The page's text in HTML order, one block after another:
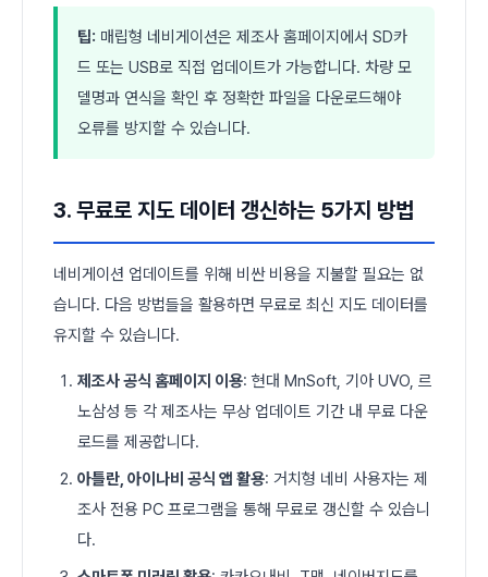
팁: 매립형 네비게이션은 제조사 홈페이지에서 SD카
드 또는 USB로 직접 업데이트가 가능합니다. 차량 모
델명과 연식을 확인 후 정확한 파일을 다운로드해야
오류를 방지할 수 있습니다.
3. 무료로 지도 데이터 갱신하는 5가지 방법
네비게이션 업데이트를 위해 비싼 비용을 지불할 필요는 없
습니다. 다음 방법들을 활용하면 무료로 최신 지도 데이터를
유지할 수 있습니다.
제조사 공식 홈페이지 이용: 현대 MnSoft, 기아 UVO, 르
노삼성 등 각 제조사는 무상 업데이트 기간 내 무료 다운
로드를 제공합니다.
아틀란, 아이나비 공식 앱 활용: 거치형 네비 사용자는 제
조사 전용 PC 프로그램을 통해 무료로 갱신할 수 있습니
다.